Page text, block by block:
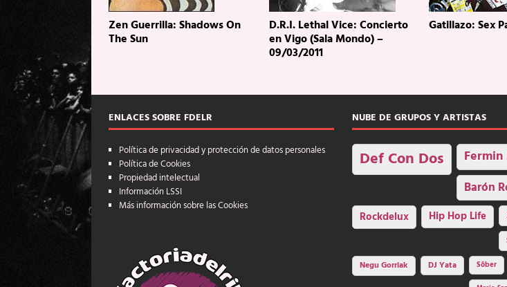
Zen Guerrilla: Shadows On
The Sun
D.R.I. Lethal Vice: Concierto
en Vigo (Sala Mondo) –
09/03/2011
Gatillazo: Sex
ENLACES SOBRE FDELR
Política de privacidad y protección de datos personales
Política de Cookies
Propiedad intelectual
Información LSSI
Más información sobre las Cookies
NUBE DE GRUPOS Y ARTISTAS
Def Con Dos
Barón
Rockdelux Hip Hop Life
Negu Gorriak
DJ Yata Sôber